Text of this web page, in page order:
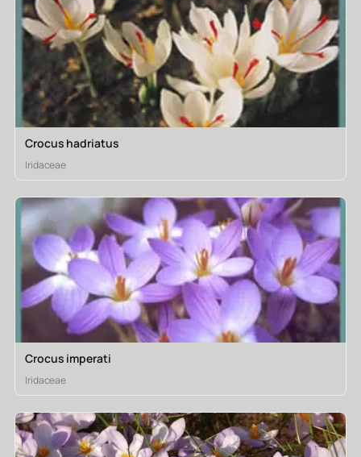
Crocus hadriatus
Iridaceae
Crocus imperati
Iridaceae